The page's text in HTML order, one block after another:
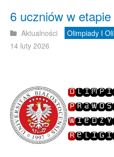
6 uczniów w
Aktualności
Olimpiady I
14 luty 2026